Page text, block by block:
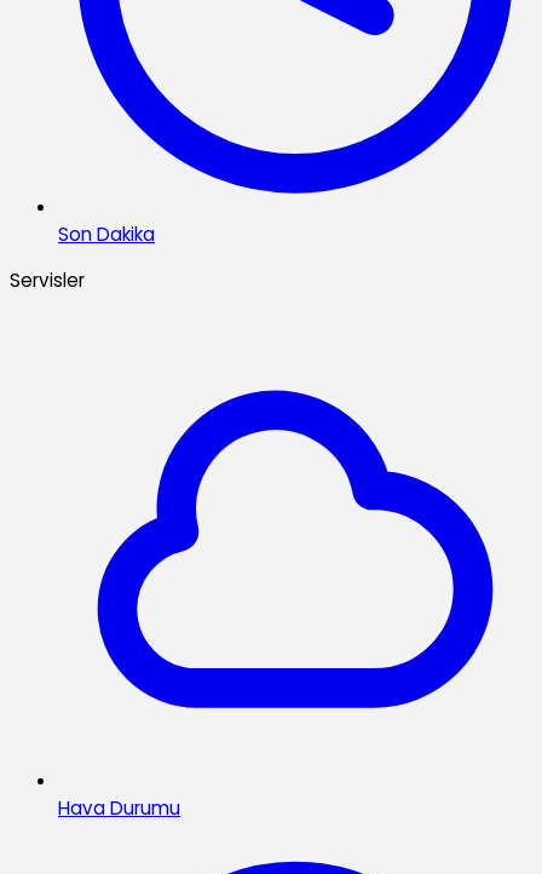
Son Dakika
Servisler
Hava Durumu